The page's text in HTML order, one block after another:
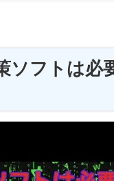
ソフトは必